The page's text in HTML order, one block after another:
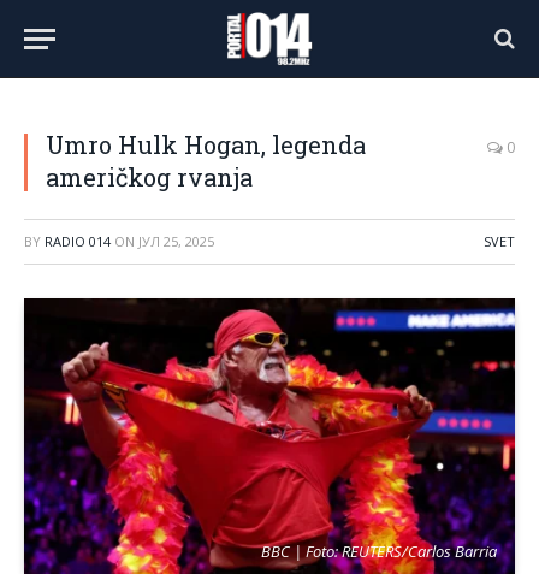
Umro Hulk Hogan, legenda
američkog rvanja
0
BY RADIO 014 ON ЈУЛ 25, 2025 SVET
BBC | Foto: REUTERS/Carlos Barria